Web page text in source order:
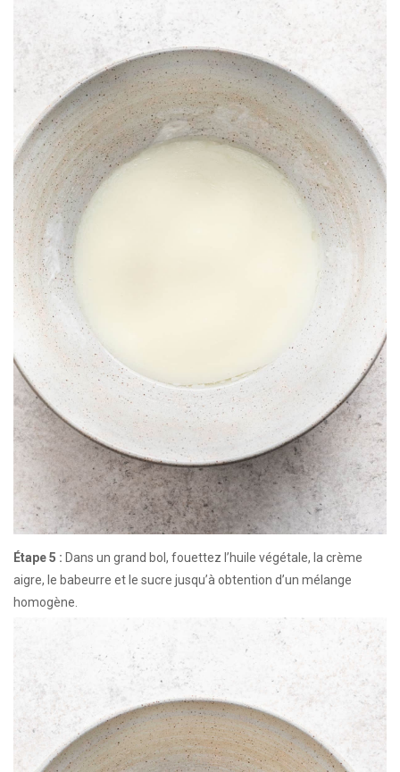
Étape 5 : Dans un grand bol, fouettez l’huile végétale, la crème
aigre, le babeurre et le sucre jusqu’à obtention d’un mélange
homogène.